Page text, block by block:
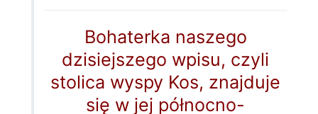
Bohaterka naszego
dzisiejszego wpisu, czyli
stolica wyspy Kos, znajduje
się w jej północno-